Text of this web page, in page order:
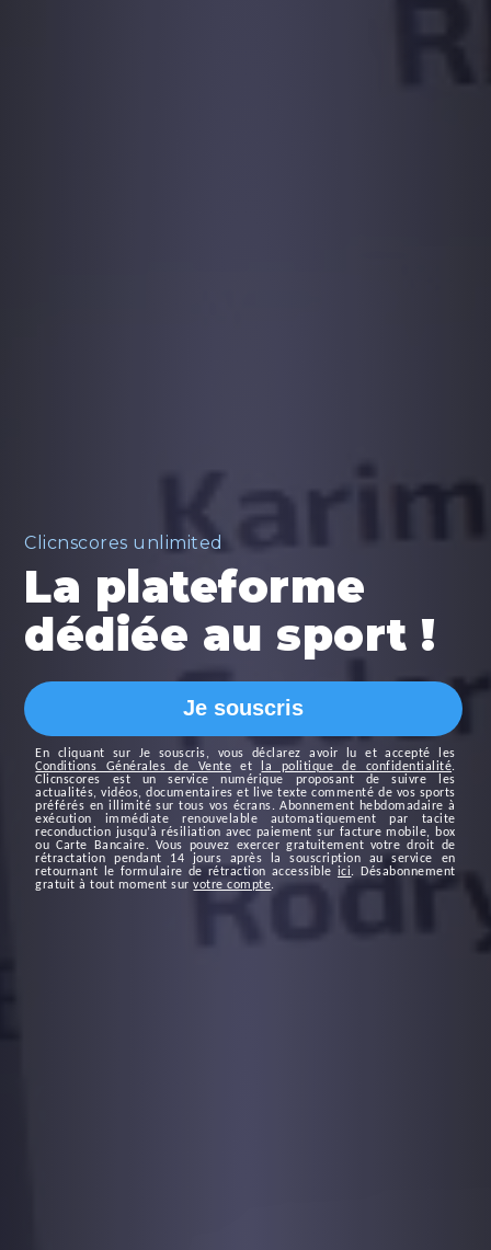
Clicnscores unlimited
La plateforme
dédiée au sport !
Je souscris
En cliquant sur Je souscris, vous déclarez avoir lu et accepté les
Conditions Générales de Vente et la politique de confidentialité.
Clicnscores est un service numérique proposant de suivre les
actualités, vidéos, documentaires et live texte commenté de vos sports
préférés en illimité sur tous vos écrans. Abonnement hebdomadaire à
exécution immédiate renouvelable automatiquement par tacite
reconduction jusqu’à résiliation avec paiement sur facture mobile, box
ou Carte Bancaire. Vous pouvez exercer gratuitement votre droit de
rétractation pendant 14 jours après la souscription au service en
retournant le formulaire de rétraction accessible ici. Désabonnement
gratuit à tout moment survotre compte.